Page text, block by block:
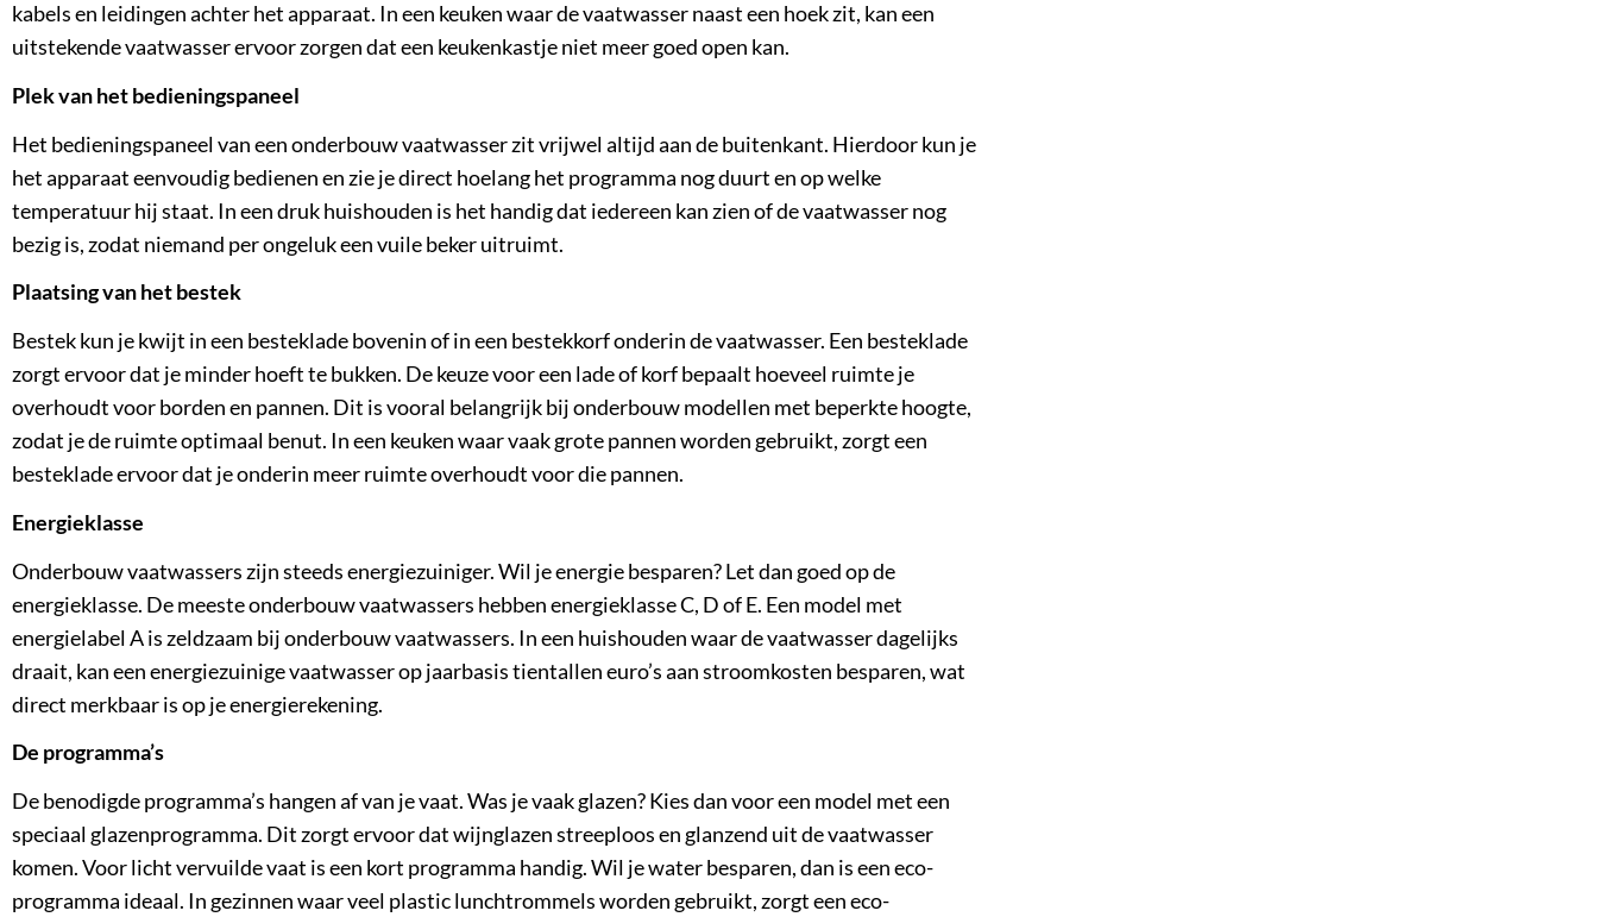
kabels en leidingen achter het apparaat. In een keuken waar de vaatwasser naast een hoek zit, kan een
uitstekende vaatwasser ervoor zorgen dat een keukenkastje niet meer goed open kan.
Plek van het bedieningspaneel
Het bedieningspaneel van een onderbouw vaatwasser zit vrijwel altijd aan de buitenkant. Hierdoor kun je
het apparaat eenvoudig bedienen en zie je direct hoelang het programma nog duurt en op welke
temperatuur hij staat. In een druk huishouden is het handig dat iedereen kan zien of de vaatwasser nog
bezig is, zodat niemand per ongeluk een vuile beker uitruimt.
Plaatsing van het bestek
Bestek kun je kwijt in een besteklade bovenin of in een bestekkorf onderin de vaatwasser. Een besteklade
zorgt ervoor dat je minder hoeft te bukken. De keuze voor een lade of korf bepaalt hoeveel ruimte je
overhoudt voor borden en pannen. Dit is vooral belangrijk bij onderbouw modellen met beperkte hoogte,
zodat je de ruimte optimaal benut. In een keuken waar vaak grote pannen worden gebruikt, zorgt een
besteklade ervoor dat je onderin meer ruimte overhoudt voor die pannen.
Energieklasse
Onderbouw vaatwassers zijn steeds energiezuiniger. Wil je energie besparen? Let dan goed op de
energieklasse. De meeste onderbouw vaatwassers hebben energieklasse C, D of E. Een model met
energielabel A is zeldzaam bij onderbouw vaatwassers. In een huishouden waar de vaatwasser dagelijks
draait, kan eenenergiezuinige vaatwasserop jaarbasis tientallen euro’s aan stroomkosten besparen, wat
direct merkbaar is op je energierekening.
De programma’s
De benodigde programma’s hangen af van je vaat. Was je vaak glazen? Kies dan voor een model met een
speciaal glazenprogramma. Dit zorgt ervoor dat wijnglazen streeploos en glanzend uit de vaatwasser
komen. Voor licht vervuilde vaat is een kort programma handig. Wil je water besparen, dan is een eco-
programma ideaal. In gezinnen waar veel plastic lunchtrommels worden gebruikt, zorgt een eco-